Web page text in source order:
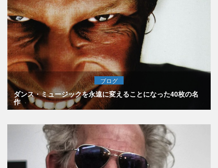
ブログ
ダンス・ミュージックを永遠に変えることになった40枚の名
作